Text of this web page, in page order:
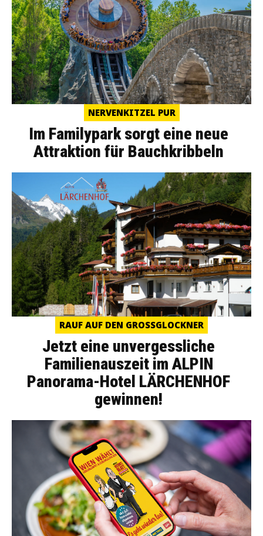
NERVENKITZEL PUR
Im Familypark sorgt eine neue
Attraktion für Bauchkribbeln
RAUF AUF DEN GROSSGLOCKNER
Jetzt eine unvergessliche
Familienauszeit im ALPIN
Panorama-Hotel LÄRCHENHOF
gewinnen!